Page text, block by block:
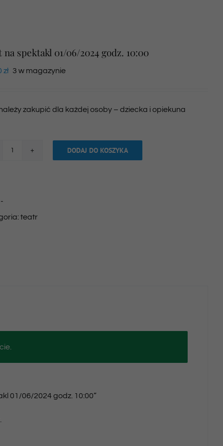
na spektakl 01/06/2024 godz. 10:00
zł 3 w magazynie
zakupić dla każdej osoby – dziecka i opiekuna
01/06/2024
DODAJ DO KOSZYKA
-
teatr
01/06/2024 godz. 10:00”